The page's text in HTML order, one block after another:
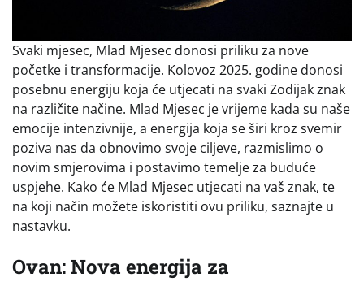
Svaki mjesec, Mlad Mjesec donosi priliku za nove
početke i transformacije. Kolovoz 2025. godine donosi
posebnu energiju koja će utjecati na svaki Zodijak znak
na različite načine. Mlad Mjesec je vrijeme kada su naše
emocije intenzivnije, a energija koja se širi kroz svemir
poziva nas da obnovimo svoje ciljeve, razmislimo o
novim smjerovima i postavimo temelje za buduće
uspjehe. Kako će Mlad Mjesec utjecati na vaš znak, te
na koji način možete iskoristiti ovu priliku, saznajte u
nastavku.
Ovan: Nova energija za